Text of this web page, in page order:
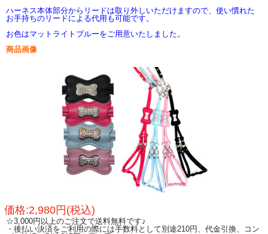
ハーネス本体部分からリードは取り外しいただけますので、使い慣れた
お手持ちのリードによる代用も可能です。
お色はマットライトブルーをご用意いたしました。
商品画像
価格:2,980円(税込)
☆3,000円以上のご注文で送料無料です♪
・後払い決済をご利用の際には手数料として別途210円、代金引換、コン